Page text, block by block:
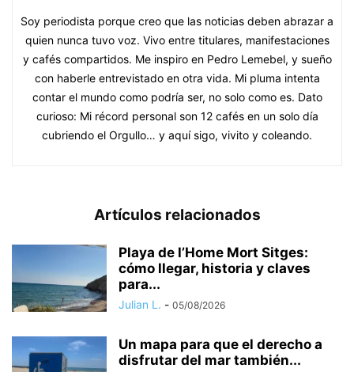
Soy periodista porque creo que las noticias deben abrazar a
quien nunca tuvo voz. Vivo entre titulares, manifestaciones
y cafés compartidos. Me inspiro en Pedro Lemebel, y sueño
con haberle entrevistado en otra vida. Mi pluma intenta
contar el mundo como podría ser, no solo como es. Dato
curioso: Mi récord personal son 12 cafés en un solo día
cubriendo el Orgullo… y aquí sigo, vivito y coleando.
Artículos relacionados
Playa de l’Home Mort Sitges:
cómo llegar, historia y claves
para...
Julian L. - 05/08/2026
Un mapa para que el derecho a
disfrutar del mar también...